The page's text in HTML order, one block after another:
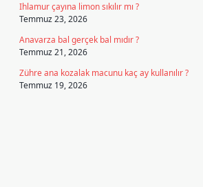
Ihlamur çayına limon sıkılır mı ?
Temmuz 23, 2026
Anavarza bal gerçek bal mıdır ?
Temmuz 21, 2026
Zühre ana kozalak macunu kaç ay kullanılır ?
Temmuz 19, 2026